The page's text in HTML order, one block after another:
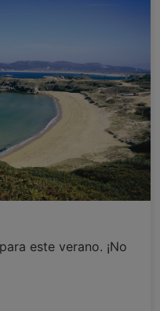
este verano. ¡No